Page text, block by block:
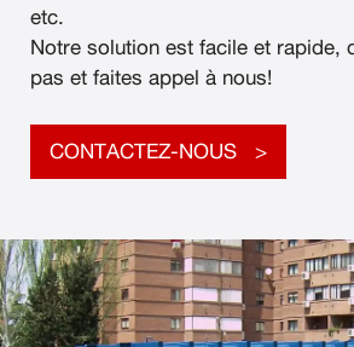
etc.
Notre solution est facile et rapide,
pas et faites appel à nous!
CONTACTEZ-NOUS